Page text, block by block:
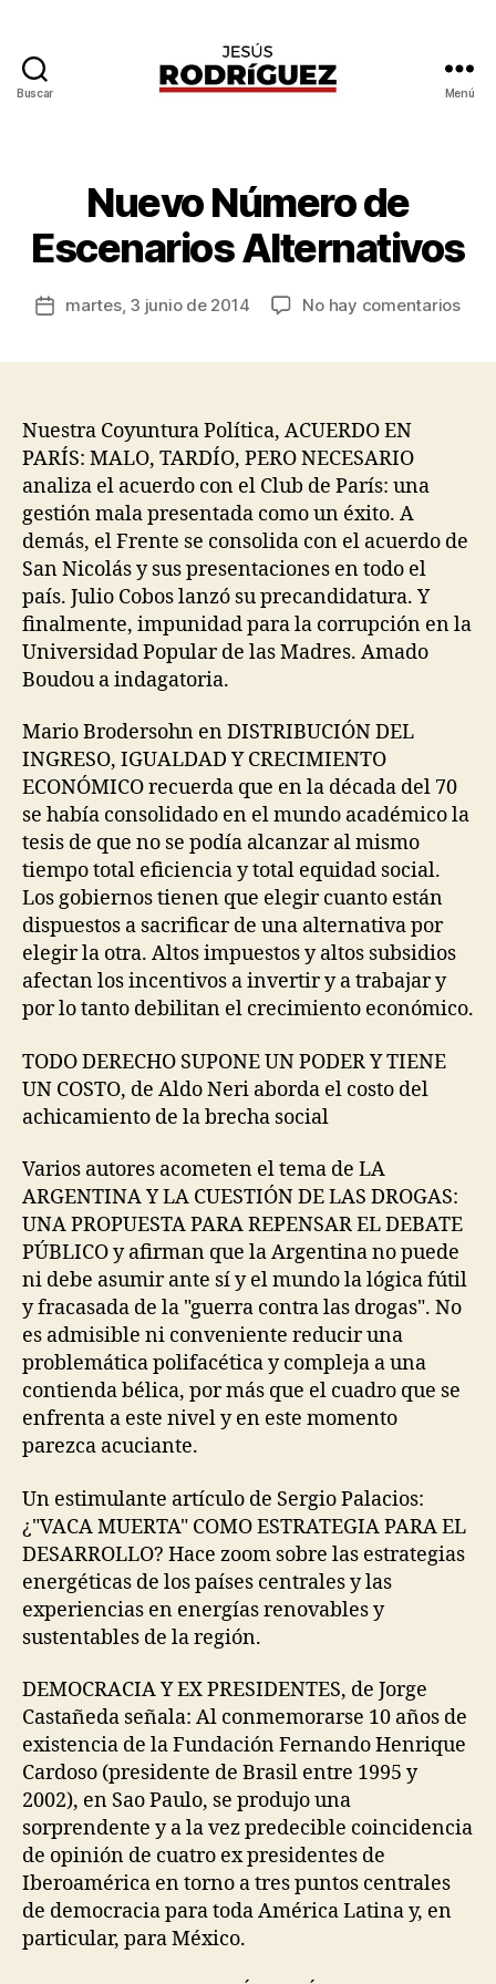
Buscar Menú
CategoríasNuevo Número de
Escenarios Alternativos
Autor
de
entrada
e
s
ú
R
u
e
z
Fechamartes, 3 junio de 2014 No hay comentariosen
Nuestra Coyuntura Política, ACUERDO EN
PARÍS: MALO, TARDÍO, PERO NECESARIO
analiza el acuerdo con el Club de París: una
gestión mala presentada como un éxito. A
demás, el Frente se consolida con el acuerdo de
San Nicolás y sus presentaciones en todo el
país. Julio Cobos lanzó su precandidatura. Y
finalmente, impunidad para la corrupción en la
Universidad Popular de las Madres. Amado
Boudou a indagatoria.
Mario Brodersohn en DISTRIBUCIÓN DEL
INGRESO, IGUALDAD Y CRECIMIENTO
ECONÓMICO recuerda que en la década del 70
se había consolidado en el mundo académico la
tesis de que no se podía alcanzar al mismo
tiempo total eficiencia y total equidad social.
Los gobiernos tienen que elegir cuanto están
dispuestos a sacrificar de una alternativa por
elegir la otra. Altos impuestos y altos subsidios
afectan los incentivos a invertir y a trabajar y
por lo tanto debilitan el crecimiento económico.
TODO DERECHO SUPONE UN PODER Y TIENE
UN COSTO, de Aldo Neri aborda el costo del
achicamiento de la brecha social
Varios autores acometen el tema de LA
ARGENTINA Y LA CUESTIÓN DE LAS DROGAS:
UNA PROPUESTA PARA REPENSAR EL DEBATE
PÚBLICO y afirman que la Argentina no puede
ni debe asumir ante sí y el mundo la lógica fútil
y fracasada de la "guerra contra las drogas". No
es admisible ni conveniente reducir una
problemática polifacética y compleja a una
contienda bélica, por más que el cuadro que se
enfrenta a este nivel y en este momento
parezca acuciante.
Un estimulante artículo de Sergio Palacios:
¿"VACA MUERTA" COMO ESTRATEGIA PARA EL
DESARROLLO? Hace zoom sobre las estrategias
energéticas de los países centrales y las
experiencias en energías renovables y
sustentables de la región.
DEMOCRACIA Y EX PRESIDENTES, de Jorge
Castañeda señala: Al conmemorarse 10 años de
existencia de la Fundación Fernando Henrique
Cardoso (presidente de Brasil entre 1995 y
2002), en Sao Paulo, se produjo una
sorprendente y a la vez predecible coincidencia
de opinión de cuatro ex presidentes de
Iberoamérica en torno a tres puntos centrales
de democracia para toda América Latina y, en
particular, para México.